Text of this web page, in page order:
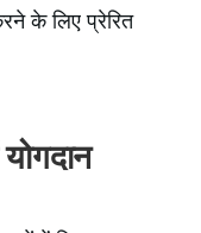
के लिए प्रेरित